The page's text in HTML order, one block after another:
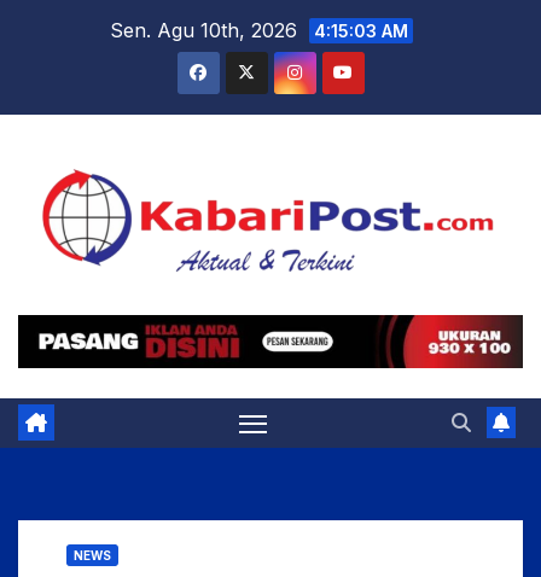
Sen. Agu 10th, 2026 4:15:04 AM
NEWS